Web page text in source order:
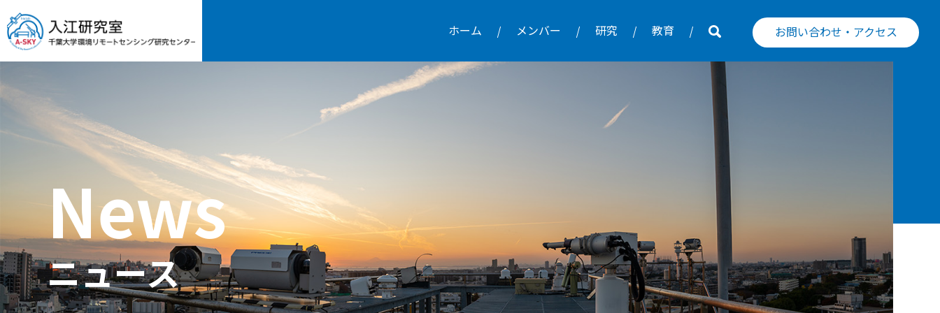
ホーム メンバー 研究 教育 お問い合わせ・アクセス
News
ニュース